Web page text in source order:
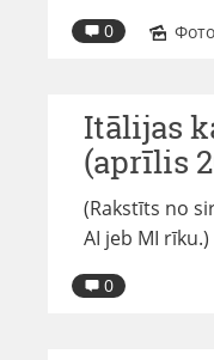
0 Фото
Itālijas
(aprīlis
(Rakstīts no
AI jeb MI rīku.)
0